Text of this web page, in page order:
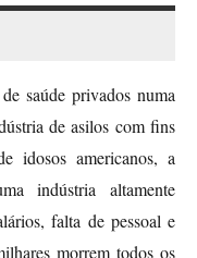
saúde privados numa
de asilos com fins
idosos americanos, a
indústria altamente
falta de pessoal e
morrem todos os